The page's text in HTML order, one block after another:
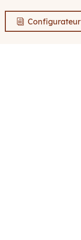
i Configurateur